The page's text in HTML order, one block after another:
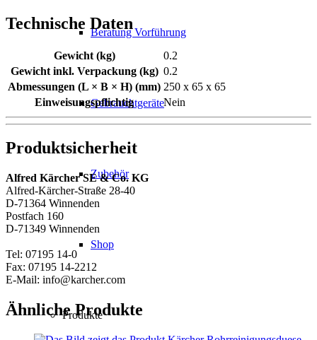
Beratung Vorführung
Gebrauchtgeräte
Zubehör
Shop
Produkte
Technische Daten
Gewicht (kg)
0.2
Gewicht inkl. Verpackung (kg) 0.2
Abmessungen (L × B × H) (mm) 250 x 65 x 65
Einweisungspflichtig
Nein
Produktsicherheit
Alfred Kärcher SE & Co. KG
Alfred-Kärcher-Straße 28-40
D-71364 Winnenden
Postfach 160
D-71349 Winnenden
Tel: 07195 14-0
Fax: 07195 14-2212
E-Mail: info@karcher.com
Ähnliche Produkte